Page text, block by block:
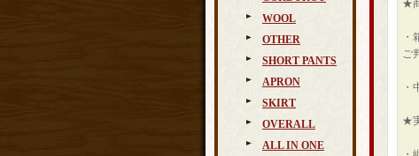
WOOL
OTHER
SHORT PANTS
APRON
SKIRT
OVERALL
ALL IN ONE
★
・
ご
・
★